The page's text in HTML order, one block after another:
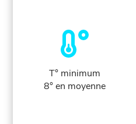
T° minimum
8° en moyenne